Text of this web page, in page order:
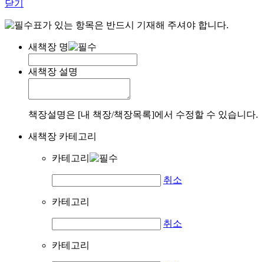
닫기
표가 있는 항목은 반드시 기재해 주셔야 합니다.
새책장 명
새책장 설명
책장설명은 [내 책장/책장목록]에서 수정할 수 있습니다.
새책장 카테고리
카테고리
취소
카테고리
취소
카테고리